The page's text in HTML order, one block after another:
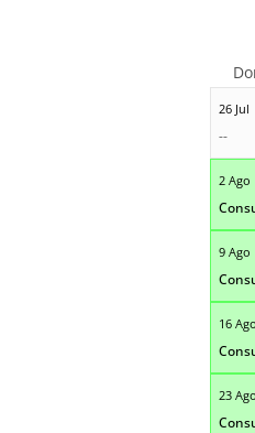
26 Jul
--
2 Ago
9 Ago
16 Ago
23 Ago